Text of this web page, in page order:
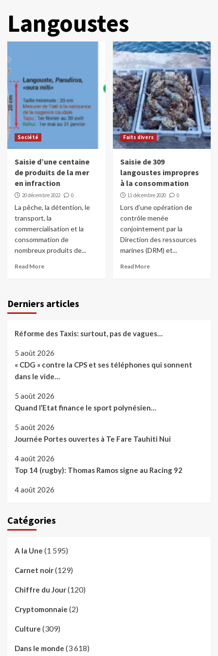
Langoustes
Société
Saisie d’une centaine
de produits de la mer
en infraction
20 décembre 2022 0
La pêche, la détention, le
transport, la
commercialisation et la
consommation de
nombreux produits de...
Read More
Faits divers
Saisie de 309
langoustes impropres
à la consommation
11 décembre 2020 0
Lors d’une opération de
contrôle menée
conjointement par la
Direction des ressources
marines (DRM) et...
Read More
Derniers articles
Réforme des Taxis: surtout, pas de vagues…
5 août 2026
« CDG » contre la CPS et ses téléphones qui sonnent
dans le vide…
5 août 2026
Quand l’Etat finance le sport polynésien…
5 août 2026
Journée Portes ouvertes à Te Fare Tauhiti Nui
4 août 2026
Top 14 (rugby): Thomas Ramos signe au Racing 92
4 août 2026
Catégories
A la Une (1 595)
Carnet noir(129)
Chiffre du Jour(120)
Cryptomonnaie (2)
Culture (309)
Dans le monde (3 618)